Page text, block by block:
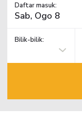
Daftar masuk:
Bilik-bilik: